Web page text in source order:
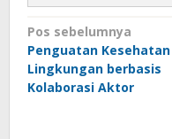
Navigasi
pos
Pos sebelumnya
Penguatan Kesehatan
Lingkungan berbasis
Kolaborasi Aktor